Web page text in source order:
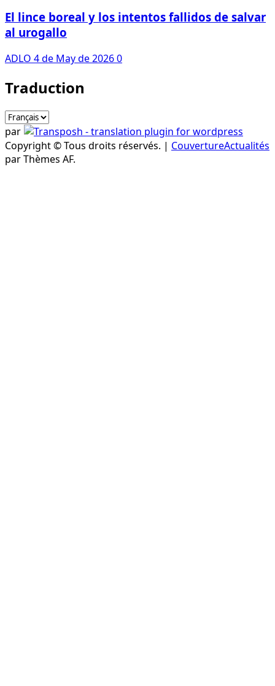
El lince boreal y los intentos fallidos de salvar
al urogallo
ADLO 4 de May de 20260
Traduction
par
Copyright © Tous droits réservés. | CouvertureActualités
par Thèmes AF.